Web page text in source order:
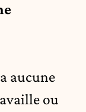
aucune
ou